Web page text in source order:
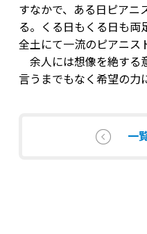
すなかで、ある日ピアニ
る。くる日もくる日も両
全土にて一流のピアニス
余人には想像を絶する
言うまでもなく希望の力
一